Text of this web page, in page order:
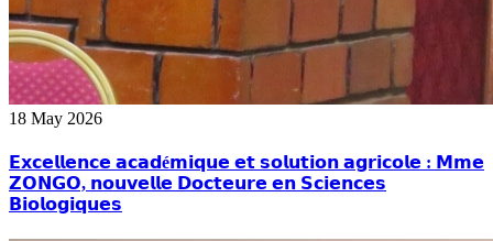
18 May 2026
𝗘𝘅𝗰𝗲𝗹𝗹𝗲𝗻𝗰𝗲 𝗮𝗰𝗮𝗱é𝗺𝗶𝗾𝘂𝗲 𝗲𝘁 𝘀𝗼𝗹𝘂𝘁𝗶𝗼𝗻 𝗮𝗴𝗿𝗶𝗰𝗼𝗹𝗲 : 𝗠𝗺𝗲
𝗭𝗢𝗡𝗚𝗢, 𝗻𝗼𝘂𝘃𝗲𝗹𝗹𝗲 𝗗𝗼𝗰𝘁𝗲𝘂𝗿𝗲 𝗲𝗻 𝗦𝗰𝗶𝗲𝗻𝗰𝗲𝘀
𝗕𝗶𝗼𝗹𝗼𝗴𝗶𝗾𝘂𝗲𝘀‎